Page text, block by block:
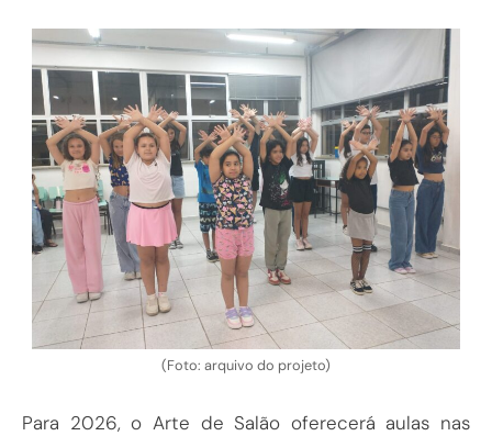
(Foto: arquivo do projeto)
Para 2026, o Arte de Salão oferecerá aulas nas